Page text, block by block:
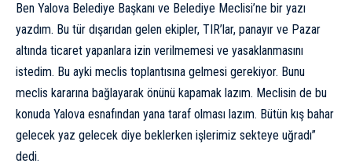
Ben Yalova Belediye Başkanı ve Belediye Meclisi’ne bir yazı
yazdım. Bu tür dışarıdan gelen ekipler, TIR’lar, panayır ve Pazar
altında ticaret yapanlara izin verilmemesi ve yasaklanmasını
istedim. Bu ayki meclis toplantısına gelmesi gerekiyor. Bunu
meclis kararına bağlayarak önünü kapamak lazım. Meclisin de bu
konuda Yalova esnafından yana taraf olması lazım. Bütün kış bahar
gelecek yaz gelecek diye beklerken işlerimiz sekteye uğradı”
dedi.